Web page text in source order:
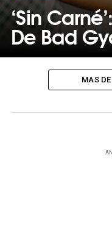
‘Sin
De Bad
MAS